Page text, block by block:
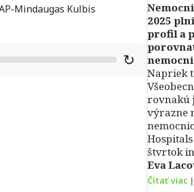
Mindaugas Kulbis
↻
2025
profil a
Napriek
rovnakú
výrazne
Hospitals
štvrtok
Eva
Čítať viac |